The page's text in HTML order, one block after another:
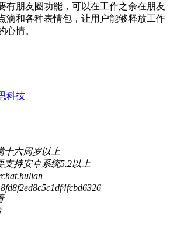
有朋友圈功能，可以在工作之余在朋友
滴和各种表情包，让用户能够释放工作
心情。
科技
十六周岁以上
支持安卓系统5.2以上